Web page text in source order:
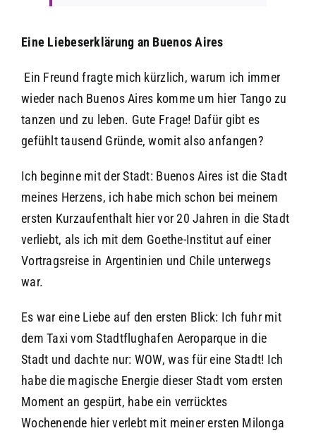
Eine Liebeserklärung an Buenos Aires
Ein Freund fragte mich kürzlich, warum ich immer
wieder nach Buenos Aires komme um hier Tango zu
tanzen und zu leben. Gute Frage! Dafür gibt es
gefühlt tausend Gründe, womit also anfangen?
Ich beginne mit der Stadt: Buenos Aires ist die Stadt
meines Herzens, ich habe mich schon bei meinem
ersten Kurzaufenthalt hier vor 20 Jahren in die Stadt
verliebt, als ich mit dem Goethe-Institut auf einer
Vortragsreise in Argentinien und Chile unterwegs
war.
Es war eine Liebe auf den ersten Blick: Ich fuhr mit
dem Taxi vom Stadtflughafen Aeroparque in die
Stadt und dachte nur: WOW, was für eine Stadt! Ich
habe die magische Energie dieser Stadt vom ersten
Moment an gespürt, habe ein verrücktes
Wochenende hier verlebt mit meiner ersten Milonga